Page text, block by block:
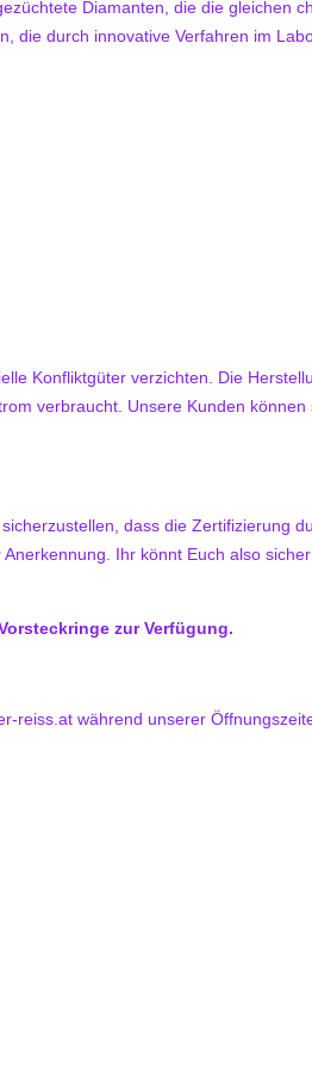
Diamanten, die die gleichen
die durch innovative Verfahren im
Konfliktgüter verzichten. Die
verbraucht. Unsere Kunden
dass die Zertifizierung
Ihr könnt Euch also
zur Verfügung.
reiss.at während unserer